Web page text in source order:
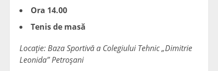
Ora 14.00
Tenis de masă
Locaţie: Baza Sportivă a Colegiului Tehnic „Dimitrie
Leonida” Petroşani